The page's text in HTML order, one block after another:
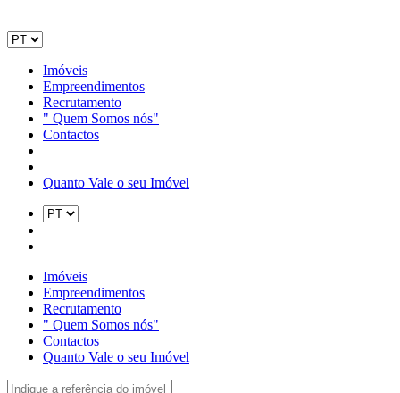
Imóveis
Empreendimentos
Recrutamento
" Quem Somos nós"
Contactos
Quanto Vale o seu Imóvel
Imóveis
Empreendimentos
Recrutamento
" Quem Somos nós"
Contactos
Quanto Vale o seu Imóvel